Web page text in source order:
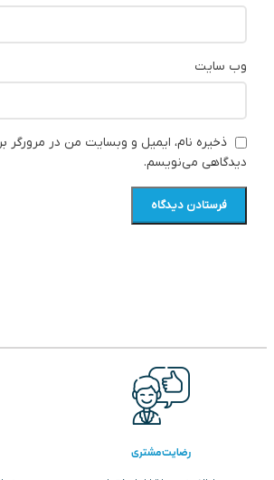
وب‌ سایت
ذخیره نام، ایمیل و وبسایت من در مرورگر
دیدگاهی می‌نویسم.
رضایت مشتری